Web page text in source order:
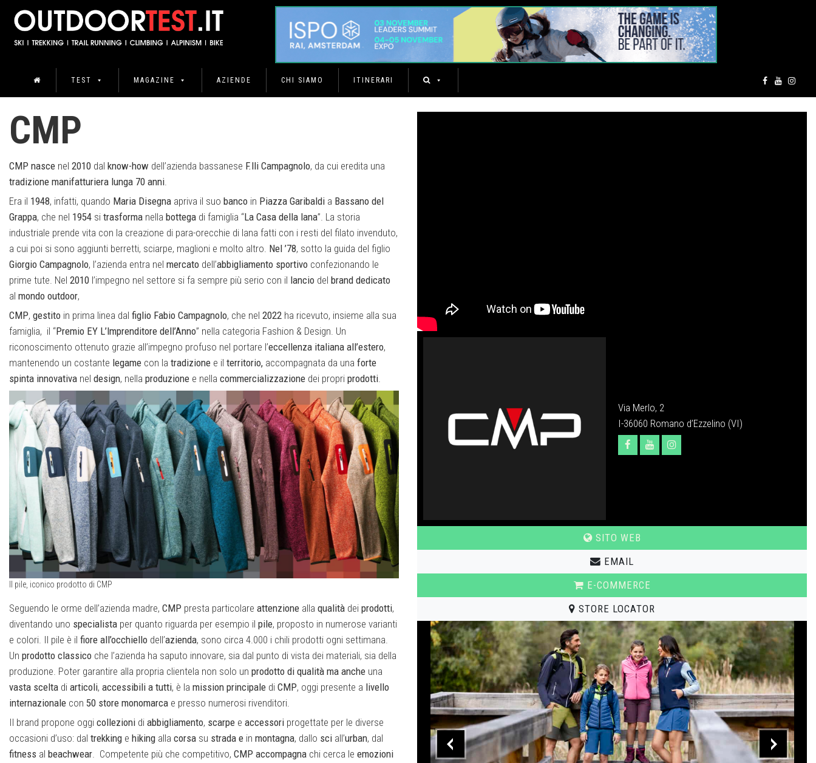
TEST MAGAZINE AZIENDE CHI SIAMO ITINERARI
CMP
CMP nasce nel 2010 dal know-how dell’azienda bassanese F.lli Campagnolo, da cui eredita una
tradizione manifatturiera lunga 70 anni
Era il 1948, infatti, quando Maria Disegna apriva il suo banco in Piazza Garibaldi a Bassano del
Grappa, che nel 1954 si trasforma nella bottega di famiglia “La Casa della lana”. La storia
industriale prende vita con la creazione di para-orecchie di lana fatti con i resti del filato invenduto,
a cui poi si sono aggiunti berretti, sciarpe, maglioni e molto altro. Nel ’78, sotto la guida del figlio
Giorgio Campagnolo, l’azienda entra nel mercato dell’abbigliamento sportivo confezionando le
prime tute. Nel 2010 l’impegno nel settore si fa sempre più serio con il lancio del brand dedicato
al mondo outdoor,
CMP, gestito in prima linea dal figlio Fabio Campagnolo, che nel 2022 ha ricevuto, insieme alla sua
famiglia, il “Premio EY L’Imprenditore dell’Anno” nella categoria Fashion & Design. Un
riconoscimento ottenuto grazie all’impegno profuso nel portare l’eccellenza italiana all’estero,
mantenendo un costante legame con la tradizione e il territorio, accompagnata da una forte
spinta innovativa nel design, nella produzione e nella commercializzazione dei propri prodotti.
Il pile, iconico prodotto di CMP
Seguendo le orme dell’azienda madre, CMP presta particolare attenzione alla qualità dei prodotti,
diventando uno specialista per quanto riguarda per esempio il pile, proposto in numerose varianti
e colori. Il pile è il fiore all’occhiello dell’azienda, sono circa 4.000 i chili prodotti ogni settimana.
Un prodotto classico che l’azienda ha saputo innovare, sia dal punto di vista dei materiali, sia della
produzione. Poter garantire alla propria clientela non solo un prodotto di qualità ma anche una
vasta scelta di articoli, accessibili a tutti, è la mission principale di CMP, oggi presente a livello
internazionale con 50 store monomarca e presso numerosi rivenditori.
Il brand propone oggi collezioni di abbigliamento, scarpe e accessori progettate per le diverse
occasioni d’uso: dal trekking e hiking alla corsa su strada e in montagna, dallo sci all’urban, dal
fitness al beachwear. Competente più che competitivo, CMP accompagna chi cerca le emozioni
Via Merlo, 2
I-36060 Romano d’Ezzelino (VI)
SITO WEB
EMAIL
E-COMMERCE
STORE LOCATOR